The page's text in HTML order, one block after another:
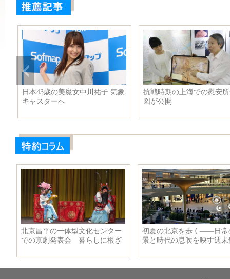
日本43歳の美魔女中川祐子 気象
キャスターへ
抗戦時期の上海での慰安
図が公開